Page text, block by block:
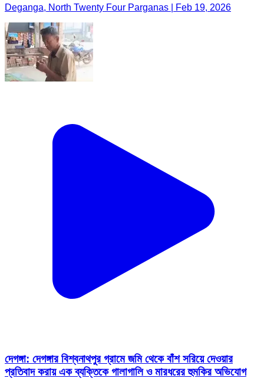
Deganga, North Twenty Four Parganas | Feb 19, 2026
দেগঙ্গা: দেগঙ্গার বিশ্বনাথপুর গ্রামে জমি থেকে বাঁশ সরিয়ে দেওয়ার
প্রতিবাদ করায় এক ব্যক্তিকে গালাগালি ও মারধরের হুমকির অভিযোগ